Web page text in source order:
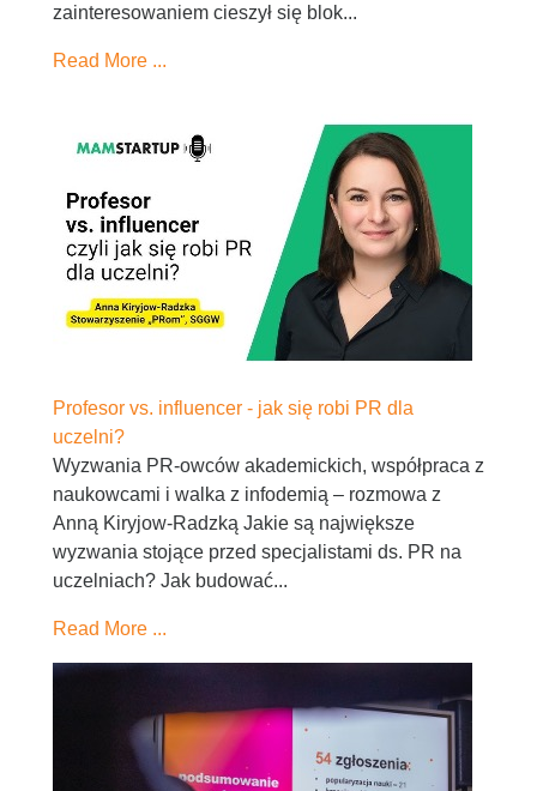
zainteresowaniem cieszył się blok...
Read More ...
Profesor vs. influencer - jak się robi PR dla
uczelni?
Wyzwania PR-owców akademickich, współpraca z
naukowcami i walka z infodemią – rozmowa z
Anną Kiryjow-Radzką Jakie są największe
wyzwania stojące przed specjalistami ds. PR na
uczelniach? Jak budować...
Read More ...